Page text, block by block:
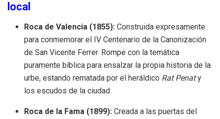
local
Roca de Valencia (1855): Construida expresamente
para conmemorar el IV Centenario de la Canonización
de San Vicente Ferrer. Rompe con la temática
puramente bíblica para ensalzar la propia historia de la
urbe, estando rematada por el heráldico Rat Penaty
los escudos de la ciudad.
Roca de la Fama (1899): Creada a las puertas del